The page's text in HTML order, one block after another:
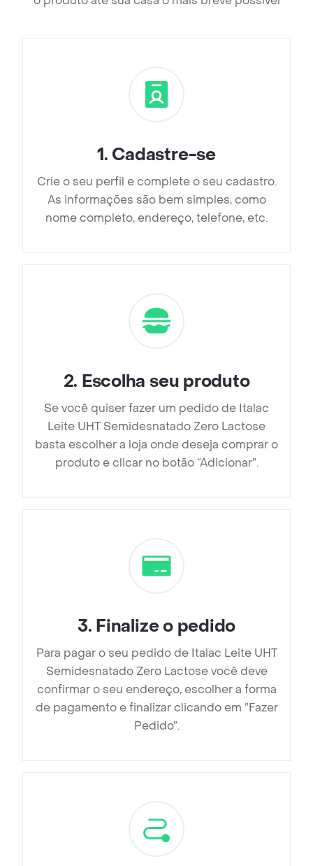
1. Cadastre-se
Crie o seu perfil e complete o seu cadastro.
As informações são bem simples, como
nome completo, endereço, telefone, etc.
2. Escolha seu produto
Se você quiser fazer um pedido de Italac
Leite UHT Semidesnatado Zero Lactose
basta escolher a loja onde deseja comprar o
produto e clicar no botão “Adicionar”.
3. Finalize o pedido
Para pagar o seu pedido de Italac Leite UHT
Semidesnatado Zero Lactose você deve
confirmar o seu endereço, escolher a forma
de pagamento e finalizar clicando em ”Fazer
Pedido”.